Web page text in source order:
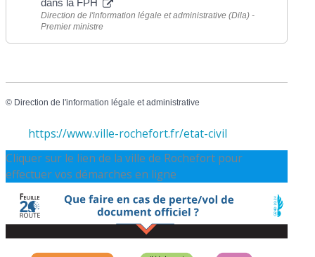
dans la FPH
Direction de l'information légale et administrative (Dila) -
Premier ministre
© Direction de l'information légale et administrative
https://www.ville-rochefort.fr/etat-civil
Cliquer sur le lien de la ville de Rochefort pour
effectuer vos démarches en ligne